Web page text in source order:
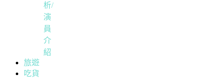
析/
演
員
介
紹
旅遊
吃貨